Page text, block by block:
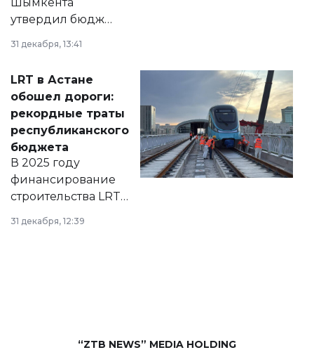
утвердил бюджет
города на 2026–
2028 годы.
документ
появился в базе
нормативных
правовых актов и
на сайте маслихат
города.
31 декабря, 13:41
LRT в Астане
обошел дороги:
рекордные траты
республиканского
бюджета
В 2025 году
финансирование
строительства LRT
в Астане из
республиканского
31 декабря, 12:39
“ZTB NEWS” MEDIA HOLDING